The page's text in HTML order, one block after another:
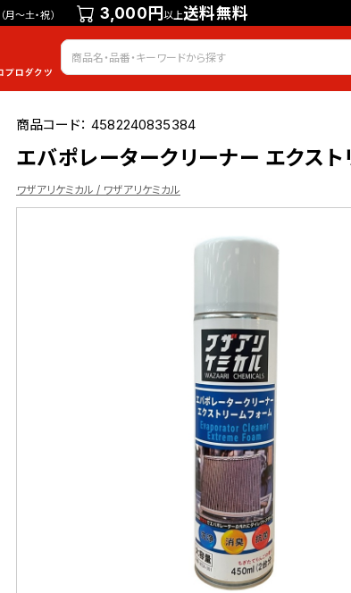
（月～土・祝） 3,000円以上送料無料
会員登録 ログイン お気に入
商品コード：4582240835384
エバポレータークリーナー エクス
ワザアリケミカル / ワザアリケミカル